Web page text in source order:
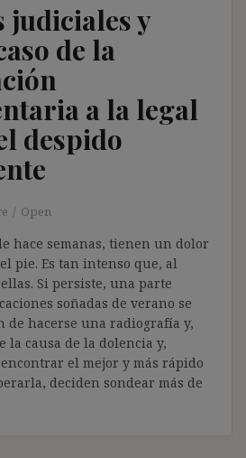
judiciales y
de la
a la legal
despido
Open
hace semanas, tienen un dolor
pie. Es tan intenso que, al
Si persiste, una parte
soñadas de verano se
de hacerse una radiografía y,
la causa de la dolencia y,
el mejor y más rápido
deciden sondear más de